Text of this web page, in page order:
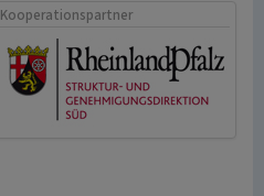
Kooperationspartner